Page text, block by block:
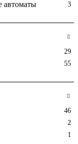
автоматы 3
29
55
46
2
1